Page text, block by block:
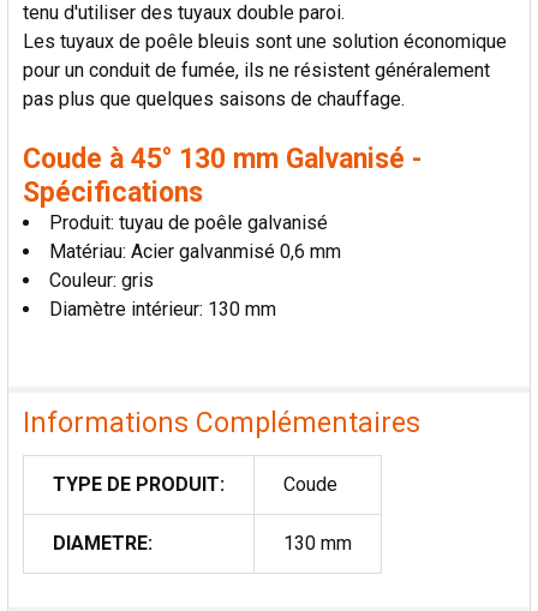
tenu d'utiliser des tuyaux double paroi.
Les tuyaux de poêle bleuis sont une solution économique
pour un conduit de fumée, ils ne résistent généralement
pas plus que quelques saisons de chauffage.
Coude à 45° 130 mm Galvanisé -
Spécifications
Produit: tuyau de poêle galvanisé
Matériau: Acier galvanmisé 0,6 mm
Couleur: gris
Diamètre intérieur: 130 mm
Informations Complémentaires
TYPE DE PRODUIT: Coude
DIAMETRE: 130 mm